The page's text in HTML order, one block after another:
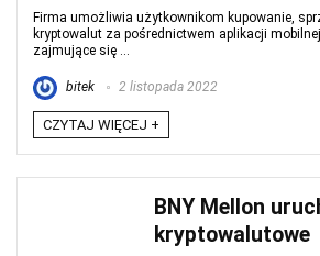
Firma umożliwia użytkownikom kupowanie,
kryptowalut za pośrednictwem aplikacji
zajmujące się ...
bitek 2 listopada 2022
CZYTAJ WIĘCEJ +
BNY Mellon
kryptowalutowe